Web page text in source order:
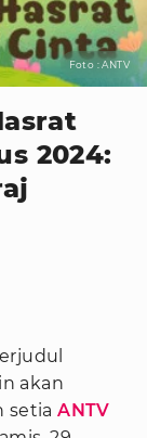
Foto : ANTV
2024:
akan
setiaANTV